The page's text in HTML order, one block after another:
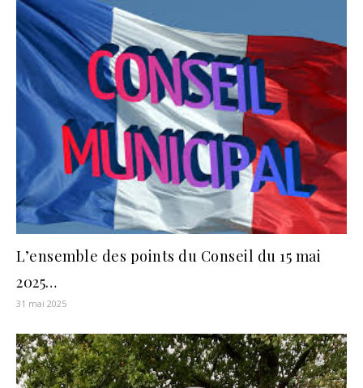
L’ensemble des points du Conseil du 15 mai
2025…
31 mai 2025